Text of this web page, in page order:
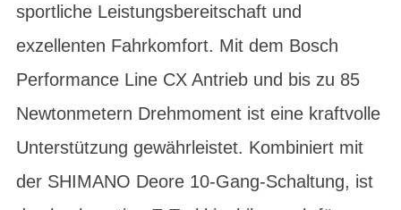
sportliche Leistungsbereitschaft und
exzellenten Fahrkomfort. Mit dem Bosch
Performance Line CX Antrieb und bis zu 85
Newtonmetern Drehmoment ist eine kraftvolle
Unterstützung gewährleistet. Kombiniert mit
der SHIMANO Deore 10-Gang-Schaltung, ist